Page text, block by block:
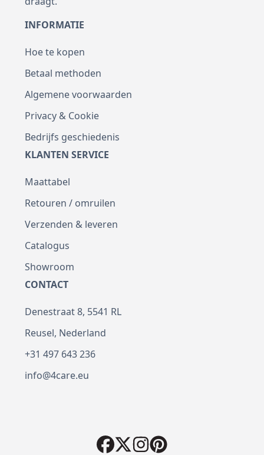
INFORMATIE
Hoe te kopen
Betaal methoden
Algemene voorwaarden
Privacy & Cookie
Bedrijfs geschiedenis
KLANTEN SERVICE
Maattabel
Retouren / omruilen
Verzenden & leveren
Catalogus
Showroom
CONTACT
Denestraat 8, 5541 RL
Reusel, Nederland
+31 497 643 236
info@4care.eu